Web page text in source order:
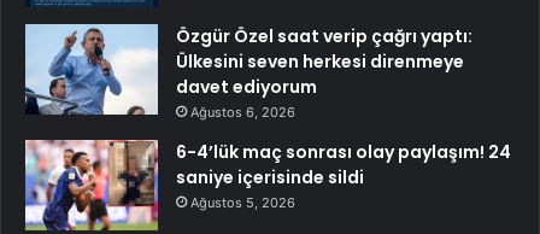
Özgür Özel saat verip çağrı yaptı:
Ülkesini seven herkesi direnmeye
davet ediyorum
Ağustos 6, 2026
6-4’lük maç sonrası olay paylaşım! 24
saniye içerisinde sildi
Ağustos 5, 2026